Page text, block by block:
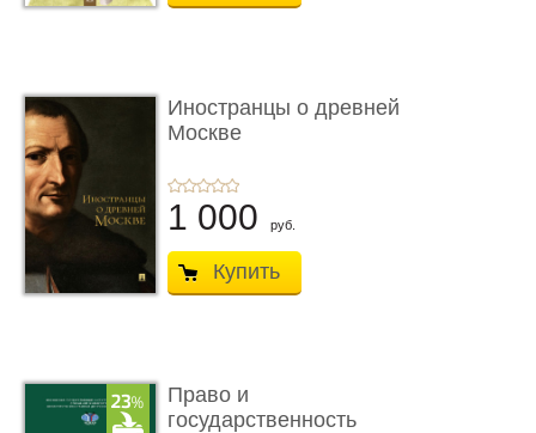
Иностранцы о древней
Москве
1 000 руб.
Купить
Право и
государственность